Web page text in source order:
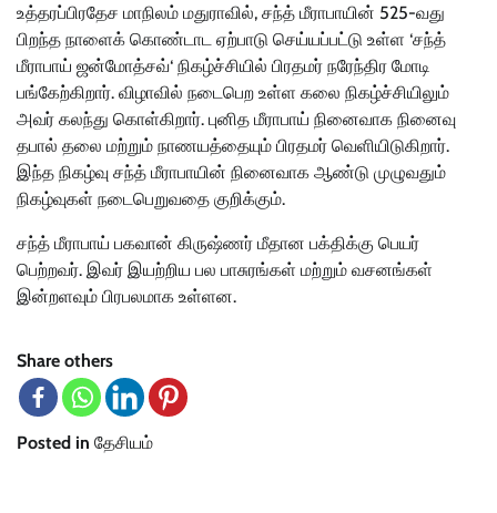
உத்தரப்பிரதேச மாநிலம் மதுராவில், சந்த் மீராபாயின் 525-வது
பிறந்த நாளைக் கொண்டாட ஏற்பாடு செய்யப்பட்டு உள்ள ‘சந்த்
மீராபாய் ஜன்மோத்சவ்‘ நிகழ்ச்சியில் பிரதமர் நரேந்திர மோடி
பங்கேற்கிறார். விழாவில் நடைபெற உள்ள கலை நிகழ்ச்சியிலும்
அவர் கலந்து கொள்கிறார். புனித மீராபாய் நினைவாக நினைவு
தபால் தலை மற்றும் நாணயத்தையும் பிரதமர் வெளியிடுகிறார்.
இந்த நிகழ்வு சந்த் மீராபாயின் நினைவாக ஆண்டு முழுவதும்
நிகழ்வுகள் நடைபெறுவதை குறிக்கும்.
சந்த் மீராபாய் பகவான் கிருஷ்ணர் மீதான பக்திக்கு பெயர்
பெற்றவர். இவர் இயற்றிய பல பாசுரங்கள் மற்றும் வசனங்கள்
இன்றளவும் பிரபலமாக உள்ளன.
Share others
Posted in தேசியம்